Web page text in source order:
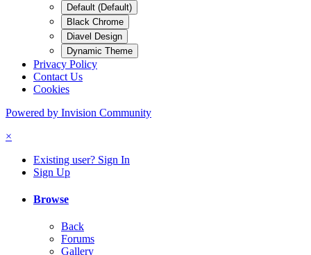
Default (Default)
Black Chrome
Diavel Design
Dynamic Theme
Privacy Policy
Contact Us
Cookies
Powered by Invision Community
×
Existing user? Sign In
Sign Up
Browse
Back
Forums
Gallery